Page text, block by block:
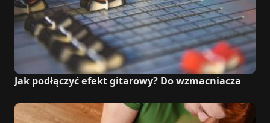
Jak podłączyć efekt gitarowy? Do wzmacniacza